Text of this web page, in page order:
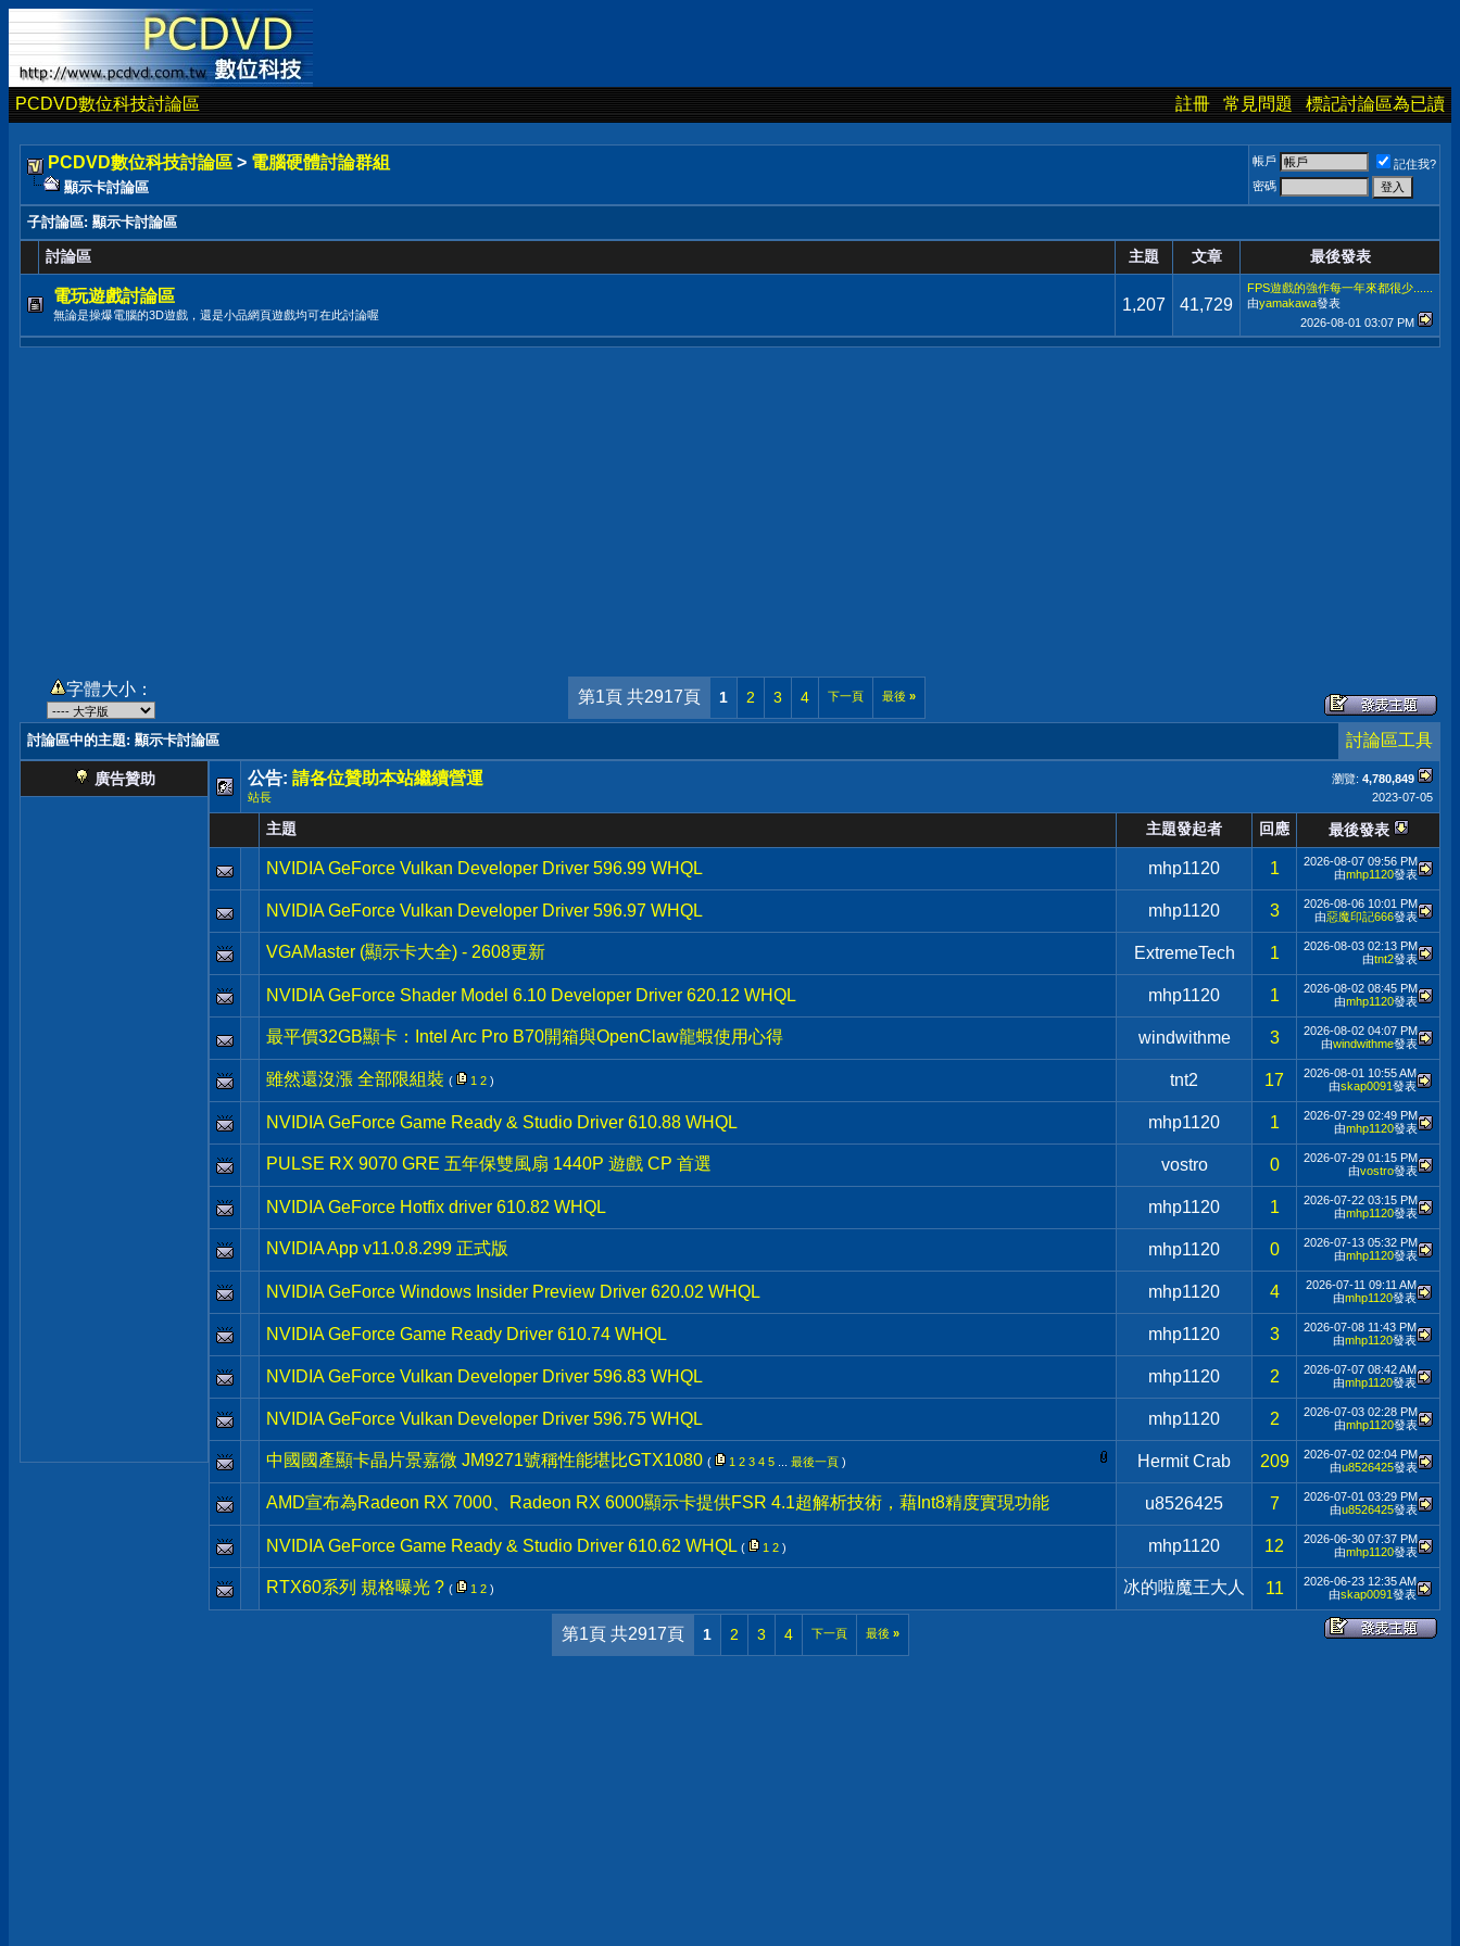
PCDVD數位科技討論區 註冊 常見問題 標記討論區為已讀
PCDVD數位科技討論區 > 電腦硬體討論群組
顯示卡討論區
帳戶
記住我?
密碼
子討論區: 顯示卡討論區
討論區 主題 文章 最後發表
電玩遊戲討論區
無論是操爆電腦的3D遊戲，還是小品網頁遊戲均可在此討論喔
1,207 41,729
FPS遊戲的強作每一年來都很少......
由yamakawa發表
2026-08-01 03:07 PM
字體大小： 第1頁 共2917頁 1 2 3 4 下一頁 最後 »
討論區中的主題: 顯示卡討論區 討論區工具
廣告贊助 瀏覽: 4,780,849
公告: 請各位贊助本站繼續營運
2023-07-05
站長
主題 主題發起者 回應 最後發表
NVIDIA GeForce Vulkan Developer Driver 596.99 WHQL mhp1120 1 2026-08-07 09:56 PM
由mhp1120發表
NVIDIA GeForce Vulkan Developer Driver 596.97 WHQL mhp1120 3 2026-08-06 10:01 PM
由惡魔印記666發表
VGAMaster (顯示卡大全) - 2608更新 ExtremeTech 1 2026-08-03 02:13 PM
由tnt2發表
NVIDIA GeForce Shader Model 6.10 Developer Driver 620.12 WHQL mhp1120 1 2026-08-02 08:45 PM
由mhp1120發表
最平價32GB顯卡：Intel Arc Pro B70開箱與OpenClaw龍蝦使用心得 windwithme 3 2026-08-02 04:07 PM
由windwithme發表
雖然還沒漲 全部限組裝 ( 1 2 ) tnt2 17 2026-08-01 10:55 AM
由skap0091發表
NVIDIA GeForce Game Ready & Studio Driver 610.88 WHQL mhp1120 1 2026-07-29 02:49 PM
由mhp1120發表
PULSE RX 9070 GRE 五年保雙風扇 1440P 遊戲 CP 首選 vostro 0 2026-07-29 01:15 PM
由vostro發表
NVIDIA GeForce Hotfix driver 610.82 WHQL mhp1120 1 2026-07-22 03:15 PM
由mhp1120發表
NVIDIA App v11.0.8.299 正式版 mhp1120 0 2026-07-13 05:32 PM
由mhp1120發表
NVIDIA GeForce Windows Insider Preview Driver 620.02 WHQL mhp1120 4 2026-07-11 09:11 AM
由mhp1120發表
NVIDIA GeForce Game Ready Driver 610.74 WHQL mhp1120 3 2026-07-08 11:43 PM
由mhp1120發表
NVIDIA GeForce Vulkan Developer Driver 596.83 WHQL mhp1120 2 2026-07-07 08:42 AM
由mhp1120發表
NVIDIA GeForce Vulkan Developer Driver 596.75 WHQL mhp1120 2 2026-07-03 02:28 PM
由mhp1120發表
中國國產顯卡晶片景嘉微 JM9271號稱性能堪比GTX1080 ( 1 2 3 4 5 最後一頁 ) Hermit Crab 209 2026-07-02 02:04 PM
由u8526425發表
AMD宣布為Radeon RX 7000、Radeon RX 6000顯示卡提供FSR 4.1超解析技術，藉Int8精度實現功能 u8526425 7 2026-07-01 03:29 PM
由u8526425發表
NVIDIA GeForce Game Ready & Studio Driver 610.62 WHQL ( 1 2 ) mhp1120 12 2026-06-30 07:37 PM
由mhp1120發表
RTX60系列 規格曝光 ? ( 1 2 ) 冰的啦魔王大人 11 2026-06-23 12:35 AM
由skap0091發表
第1頁 共2917頁 1 2 3 4 下一頁 最後 »